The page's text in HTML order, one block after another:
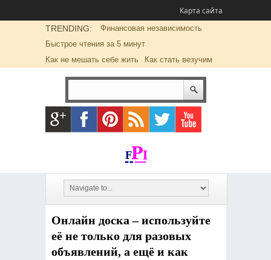
Карта сайта
TRENDING:
Финансовая независимость
Быстрое чтения за 5 минут
Как не мешать себе жить
Как стать везучим
Онлайн доска – используйте
её не только для разовых
объявлений, а ещё и как